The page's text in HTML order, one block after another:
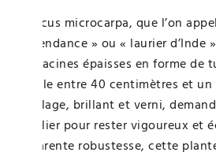
Le ficus microcarpa, que l’on
l’intendance » ou « laurier d’Inde
ses racines épaisses en forme de
oscille entre 40 centimètres et
feuillage, brillant et verni,
régulier pour rester vigoureux et
apparente robustesse, cette